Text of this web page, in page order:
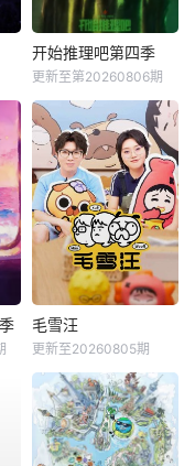
开始推理吧第四季
更新至第20260806期
毛雪汪
更新至20260805期